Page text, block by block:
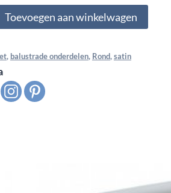
Toevoegen aan winkelwagen
, balustrade onderdelen, Rond, satin